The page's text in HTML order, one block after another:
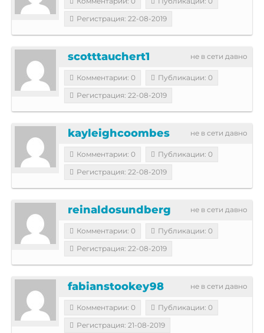
Регистрация: 22-08-2019
не в сети давно
scotttauchert1
Комментарии: 0
Публикации: 0
Регистрация: 22-08-2019
не в сети давно
kayleighcoombes
Комментарии: 0
Публикации: 0
Регистрация: 22-08-2019
не в сети давно
reinaldosundberg
Комментарии: 0
Публикации: 0
Регистрация: 22-08-2019
не в сети давно
fabianstookey98
Комментарии: 0
Публикации: 0
Регистрация: 21-08-2019